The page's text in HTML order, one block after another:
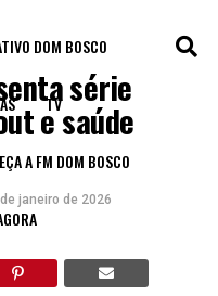
DOM BOSCO
TV
A FM DOM BOSCO
série
e saúde
janeiro de 2026